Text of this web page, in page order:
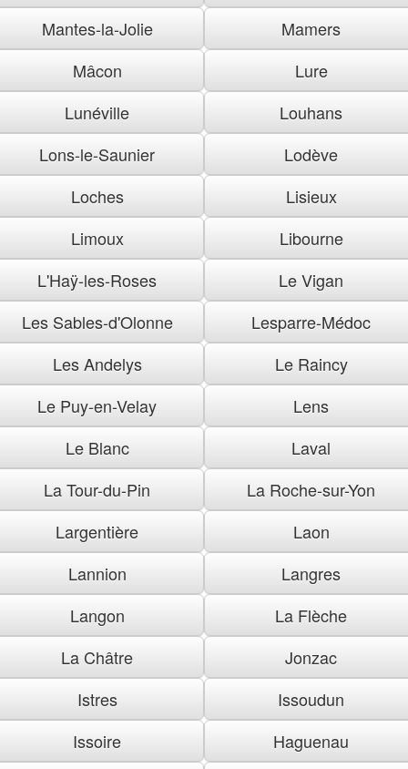
Mantes-la-Jolie
Mamers
Mâcon
Lure
Lunéville
Louhans
Lons-le-Saunier
Lodève
Loches
Lisieux
Limoux
Libourne
L'Haÿ-les-Roses
Le Vigan
Les Sables-d'Olonne
Lesparre-Médoc
Les Andelys
Le Raincy
Le Puy-en-Velay
Lens
Le Blanc
Laval
La Tour-du-Pin
La Roche-sur-Yon
Largentière
Laon
Lannion
Langres
Langon
La Flèche
La Châtre
Jonzac
Istres
Issoudun
Issoire
Haguenau